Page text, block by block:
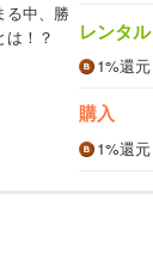
る中、勝
！？
レンタル
1%還元
購入
1%還元